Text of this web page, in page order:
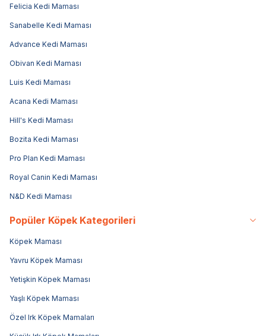
Felicia Kedi Maması
Sanabelle Kedi Maması
Advance Kedi Maması
Obivan Kedi Maması
Luis Kedi Maması
Acana Kedi Maması
Hill's Kedi Maması
Bozita Kedi Maması
Pro Plan Kedi Maması
Royal Canin Kedi Maması
N&D Kedi Maması
Popüler Köpek Kategorileri
Köpek Maması
Yavru Köpek Maması
Yetişkin Köpek Maması
Yaşlı Köpek Maması
Özel Irk Köpek Mamaları